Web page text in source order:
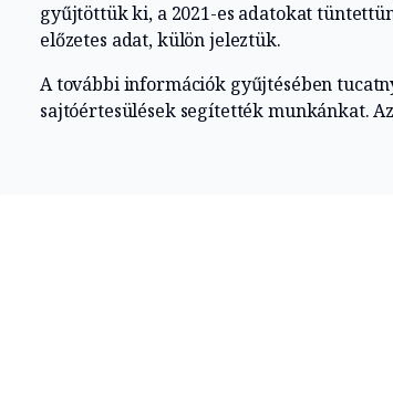
gyűjtöttük ki, a 2021-es adatokat
előzetes adat, külön jeleztük.
A további információk gyűjtésében
sajtóértesülések segítették munkánkat.